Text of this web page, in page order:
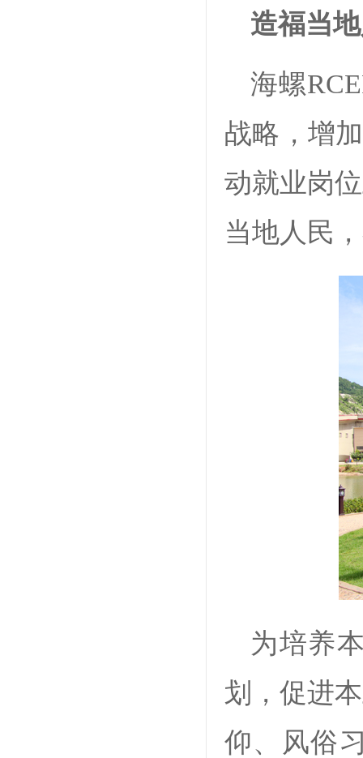
造福当
海螺
战略，增
动就业岗
当地人民
为培养
划，促进
仰、风俗